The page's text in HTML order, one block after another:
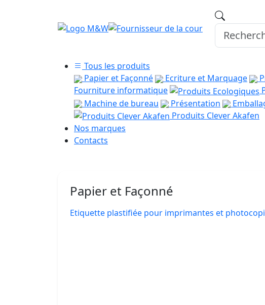
Tous les produits
Papier et Façonné
Ecriture et Marquage
Fourniture informatique
Machine de bureau
Présentation
Produits Clever Akafen
Nos marques
Contacts
Papier et Façonné
Etiquette plastifiée pour imprimantes et